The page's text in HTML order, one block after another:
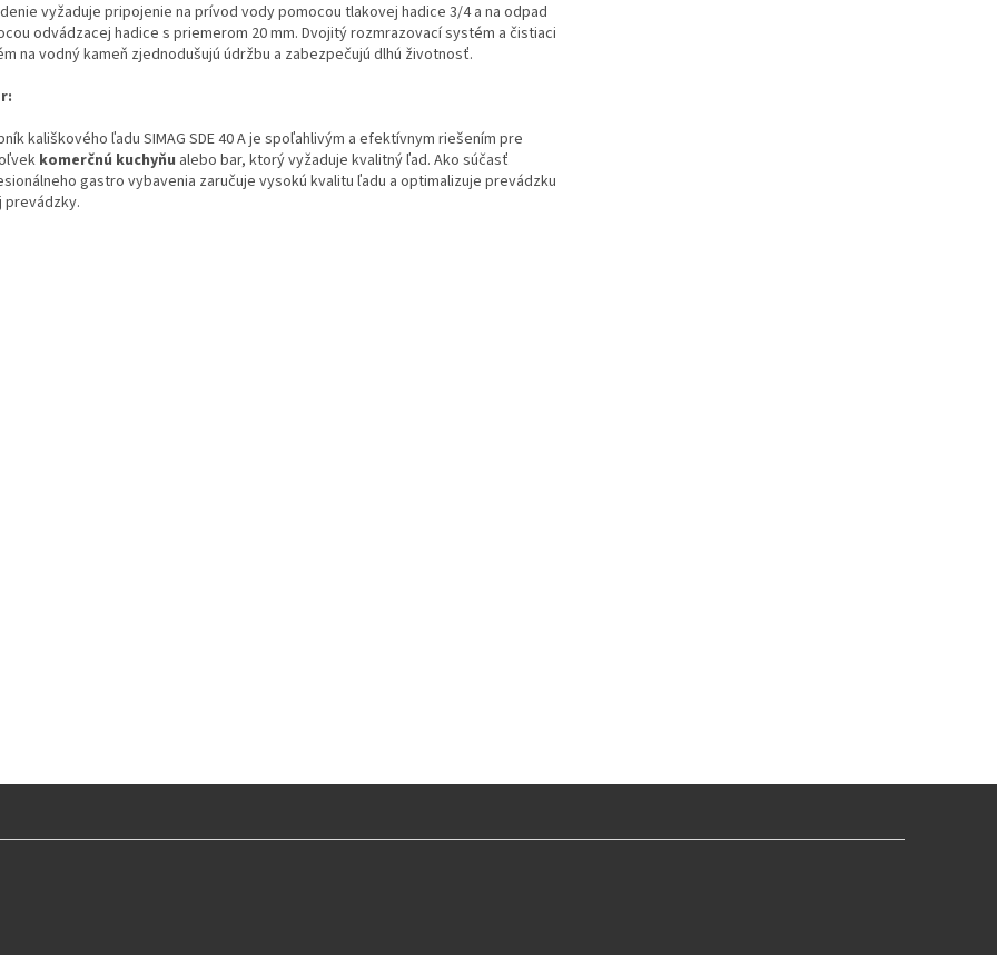
vyžaduje pripojenie na prívod vody pomocou tlakovej hadice 3/4 a na odpad
odvádzacej hadice s priemerom 20 mm. Dvojitý rozmrazovací systém a čistiaci
na vodný kameň zjednodušujú údržbu a zabezpečujú dlhú životnosť.
kališkového ľadu SIMAG SDE 40 A je spoľahlivým a efektívnym riešením pre
komerčnú kuchyňu alebo bar, ktorý vyžaduje kvalitný ľad. Ako súčasť
gastro vybavenia zaručuje vysokú kvalitu ľadu a optimalizuje prevádzku
prevádzky.